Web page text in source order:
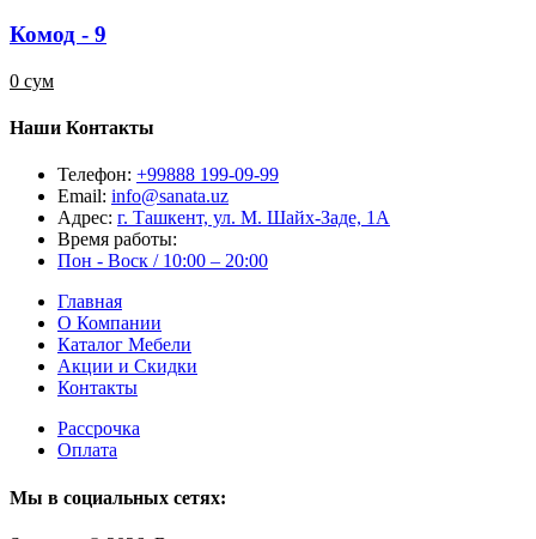
Комод - 9
0 сум
Наши Контакты
Телефон: +99888 199-09-99
Email: info@sanata.uz
Адрес: г. Ташкент, ул. М. Шайх-Заде, 1А
Время работы:
Пон - Воск / 10:00 – 20:00
Главная
О Компании
Каталог Мебели
Акции и Скидки
Контакты
Рассрочка
Оплата
Мы в социальных сетях: